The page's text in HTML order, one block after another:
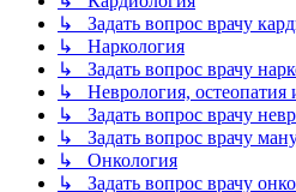
↳ Задать вопрос врачу
↳ Наркология
↳ Задать вопрос врачу
↳ Неврология, остеопатия
↳ Задать вопрос врачу
↳ Задать вопрос врачу
↳ Онкология
↳ Задать вопрос врачу